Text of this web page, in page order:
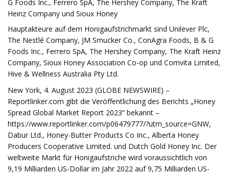
G Foods Inc., Ferrero SpA, The Hershey Company, The Kraft
Heinz Company und Sioux Honey
Hauptakteure auf dem Honigaufstrichmarkt sind Unilever Plc,
The Nestlé Company, JM Smucker Co., ConAgra Foods, B & G
Foods Inc., Ferrero SpA, The Hershey Company, The Kraft Heinz
Company, Sioux Honey Association Co-op und Comvita Limited,
Hive & Wellness Australia Pty Ltd.
New York, 4. August 2023 (GLOBE NEWSWIRE) –
Reportlinker.com gibt die Veröffentlichung des Berichts „Honey
Spread Global Market Report 2023“ bekannt –
https://www.reportlinker.com/p06479777/?utm_source=GNW,
Dabur Ltd., Honey-Butter Products Co Inc., Alberta Honey
Producers Cooperative Limited. und Dutch Gold Honey Inc. Der
weltweite Markt für Honigaufstriche wird voraussichtlich von
9,19 Milliarden US-Dollar im Jahr 2022 auf 9,75 Milliarden US-